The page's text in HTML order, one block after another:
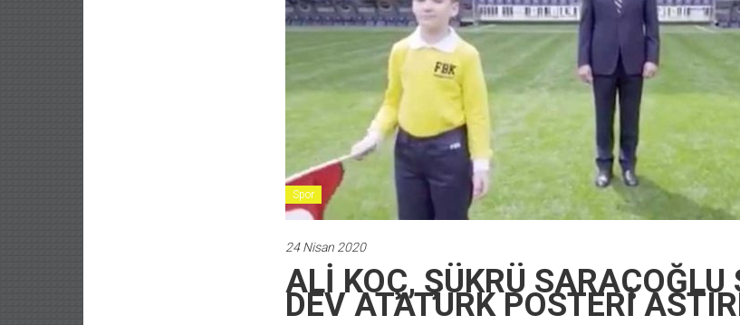
Spor
24 Nisan 2020
ALİ KOÇ, ŞÜKRÜ SARAÇOĞLU
DEV ATATÜRK POSTERİ